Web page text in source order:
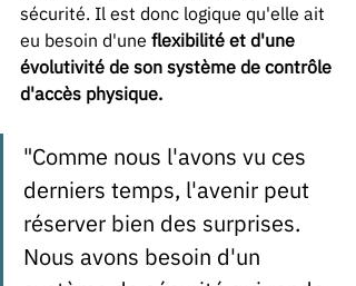
sécurité. Il est donc logique qu'elle ait
eu besoin d'une flexibilité et d'une
évolutivité de son système de contrôle
d'accès physique.
"Comme nous l'avons vu ces
derniers temps, l'avenir peut
réserver bien des surprises.
Nous avons besoin d'un